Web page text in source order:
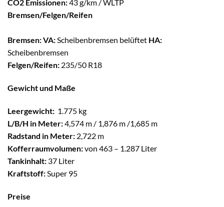
CO2 Emissionen:43 g/km / WLTP
Bremsen/Felgen/Reifen
Bremsen:VA:Scheibenbremsen belüftet HA:
Scheibenbremsen
Felgen/Reifen: 235/50 R18
Gewicht und Maße
Leergewicht: 1.775 kg
L/B/H in Meter:4,574 m / 1,876 m /1,685 m
Radstand in Meter: 2,722 m
Kofferraumvolumen:von 463 – 1.287 Liter
Tankinhalt: 37 Liter
Kraftstoff:Super 95
Preise